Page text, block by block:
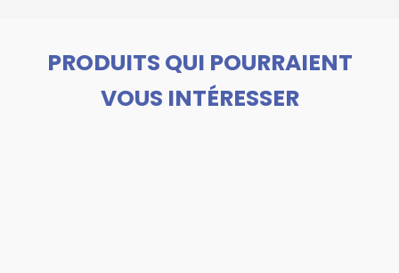
PRODUITS QUI POURRAIENT
VOUS INTÉRESSER